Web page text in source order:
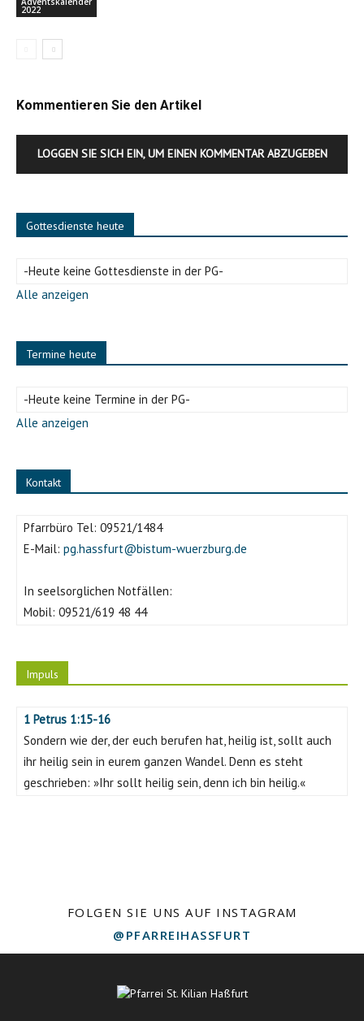
2022
Kommentieren Sie den Artikel
LOGGEN SIE SICH EIN, UM EINEN KOMMENTAR ABZUGEBEN
Gottesdienste heute
-Heute keine Gottesdienste in der PG-
Alle anzeigen
Termine heute
-Heute keine Termine in der PG-
Alle anzeigen
Kontakt
Pfarrbüro Tel: 09521/1484
E-Mail: pg.hassfurt@bistum-wuerzburg.de
In seelsorglichen Notfällen:
Mobil: 09521/619 48 44
Impuls
1 Petrus 1:15-16
Sondern wie der, der euch berufen hat, heilig ist, sollt auch
ihr heilig sein in eurem ganzen Wandel. Denn es steht
geschrieben: »Ihr sollt heilig sein, denn ich bin heilig.«
FOLGEN SIE UNS AUF INSTAGRAM
@PFARREIHASSFURT